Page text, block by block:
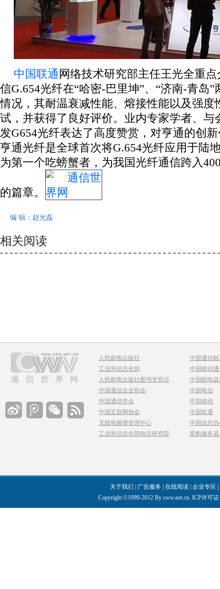
中国联通网络技术研究部主任王光全重
信G.654光纤在“哈密-巴里坤”、“济南-青岛
情况，其耐温衰减性能、熔接性能以及强度
试，并获得了良好评价。业内专家学者、与
发G654光纤表达了高度赞赏，对亨通的创
亨通光纤是全球首次将G.654光纤应用于陆
为第一个吃螃蟹者，为我国光纤通信跨入
的篇章。
编 辑： 赵光磊
相关阅读